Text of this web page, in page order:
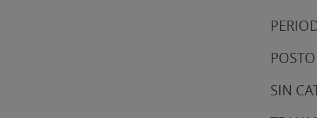
SIN